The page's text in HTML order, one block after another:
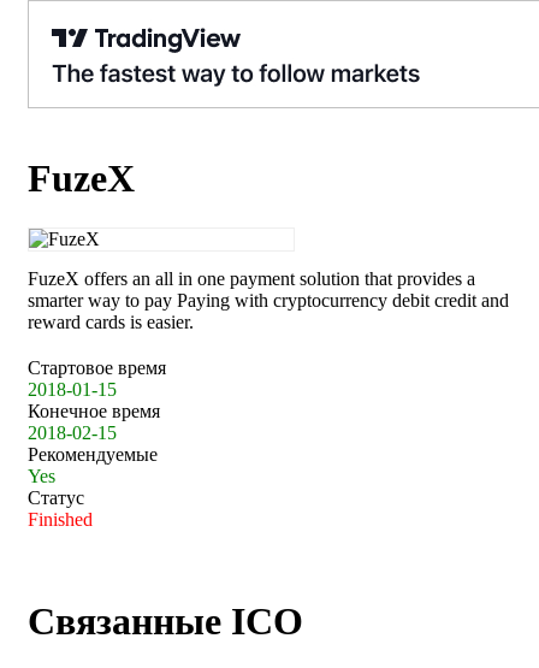
FuzeX
FuzeX offers an all in one payment solution that provides a
smarter way to pay Paying with cryptocurrency debit credit and
reward cards is easier.
Стартовое время
2018-01-15
Конечное время
2018-02-15
Рекомендуемые
Yes
Статус
Finished
Связанные ICO